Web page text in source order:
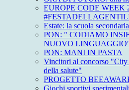
EUROPE CODE WEEK
Estate: la scuola
PON: " CODIAMO
NUOVO
PON: MANI IN PASTA
Vincitori al concorso
della salute"
PROGETTO